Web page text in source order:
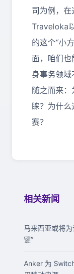
司为例，
Traveloka
的这个“小
面，咱们也
身事务领
随之而来
睐？为什
赛？
相关新闻
马来西亚或将
键”
Anker 为